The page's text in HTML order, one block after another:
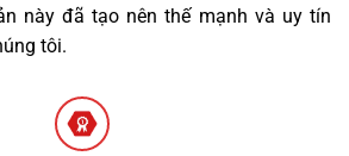
này đã tạo nên thế mạnh và uy tín
tôi.